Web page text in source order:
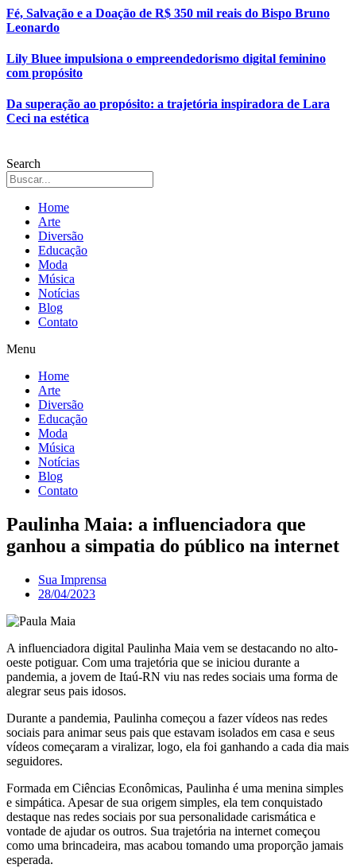
Fé, Salvação e a Doação de R$ 350 mil reais do Bispo Bruno
Leonardo
Lily Bluee impulsiona o empreendedorismo digital feminino
com propósito
Da superação ao propósito: a trajetória inspiradora de Lara
Ceci na estética
Search
Home
Arte
Diversão
Educação
Moda
Música
Notícias
Blog
Contato
Menu
Home
Arte
Diversão
Educação
Moda
Música
Notícias
Blog
Contato
Paulinha Maia: a influenciadora que
ganhou a simpatia do público na internet
Sua Imprensa
28/04/2023
A influenciadora digital Paulinha Maia vem se destacando no alto-
oeste potiguar. Com uma trajetória que se iniciou durante a
pandemia, a jovem de Itaú-RN viu nas redes sociais uma forma de
alegrar seus pais idosos.
Durante a pandemia, Paulinha começou a fazer vídeos nas redes
sociais para animar seus pais que estavam isolados em casa e seus
vídeos começaram a viralizar, logo, ela foi ganhando a cada dia mais
seguidores.
Formada em Ciências Econômicas, Paulinha é uma menina simples
e simpática. Apesar de sua origem simples, ela tem conquistado
destaque nas redes sociais por sua personalidade carismática e
vontade de ajudar os outros. Sua trajetória na internet começou
como uma brincadeira, mas acabou tomando uma proporção jamais
esperada.